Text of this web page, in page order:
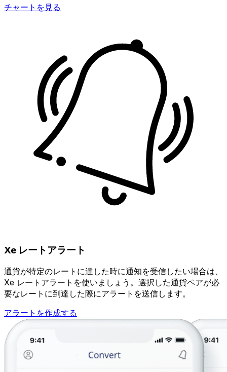
チャートを見る
Xe レートアラート
通貨が特定のレートに達した時に通知を受信したい場合は、
Xe レートアラートを使いましょう。選択した通貨ペアが必
要なレートに到達した際にアラートを送信します。
アラートを作成する